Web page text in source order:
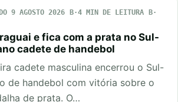
9 AGOSTO 2026
4 MIN DE LEITURA
e fica com a prata no Sul-
cadete de handebol
cadete masculina encerrou o Sul-
de handebol com vitória sobre o
de prata. O…